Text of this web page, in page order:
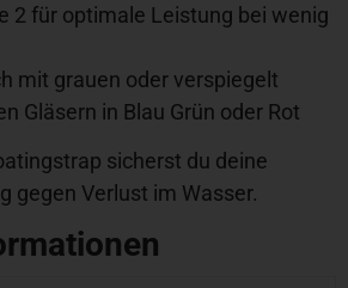
2 für optimale Leistung bei wenig
mit grauen oder verspiegelt
Gläsern in Blau Grün oder Rot
sicherst du deine
gegen Verlust im Wasser.